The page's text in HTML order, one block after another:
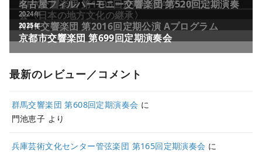
最新のレビュー／コメント
群馬交響楽団 第608回定期演奏会 に
門池恵子 より
兵庫芸術文化センター管弦楽団 第165回定期演奏会 に